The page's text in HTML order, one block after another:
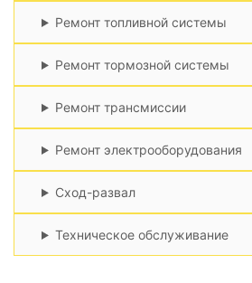
Ремонт топливной системы
Ремонт тормозной системы
Ремонт трансмиссии
Ремонт электрооборудования
Сход-развал
Техническое обслуживание